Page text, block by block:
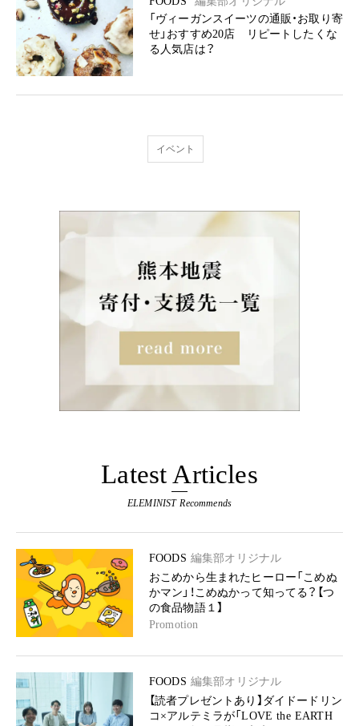
「ヴィーガンスイーツの通販・お取り寄
せ」おすすめ20店 リピートしたくな
る人気店は？
イベント
Latest Articles
ELEMINIST Recommends
FOODS 編集部オリジナル
おこめから生まれたヒーロー「こめぬ
かマン」！こめぬかって知ってる？【つ
の食品物語１】
Promotion
FOODS 編集部オリジナル
【読者プレゼントあり】ダイドードリン
コ×アルテミラが「LOVE the EARTH